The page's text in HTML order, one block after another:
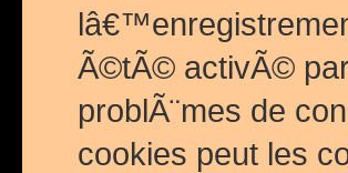
Ã©tÃ© activÃ©
problÃ¨mes de
cookies peut les